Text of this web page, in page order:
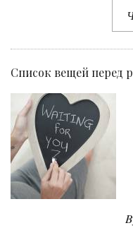
Список вещей перед